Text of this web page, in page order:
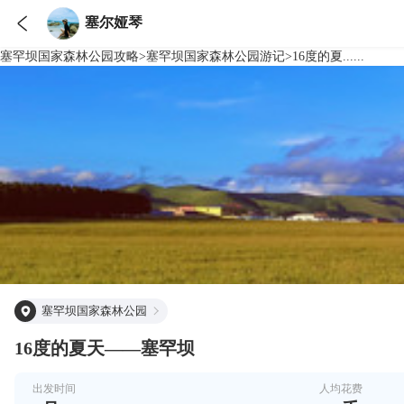
 塞尔娅琴
塞罕坝国家森林公园 攻略>塞罕坝国家森林公园 游记>16度的夏......
塞罕坝国家森林公园
16度的夏天——塞罕坝
出发时间 人均花费